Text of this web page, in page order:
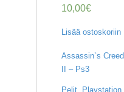
10,00€
Lisää ostoskoriin
Assassin`s Creed
II – Ps3
Pelit, Playstation